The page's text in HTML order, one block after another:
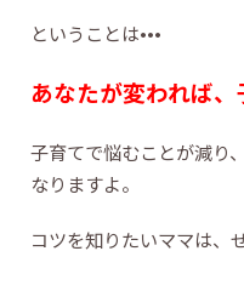
ということは•••
あなたが変われば、
子育てで悩むことが減り
なりますよ。
コツを知りたいママは、